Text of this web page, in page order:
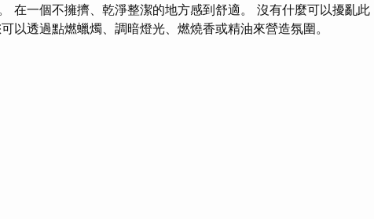
在一個不擁擠、乾淨整潔的地方感到舒適。 沒有什麼可以擾亂此
以透過點燃蠟燭、調暗燈光、燃燒香或精油來營造氛圍。